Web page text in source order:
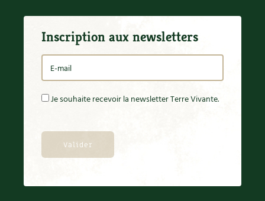
Inscription aux newsletters
Je souhaite recevoir la newsletter Terre Vivante.